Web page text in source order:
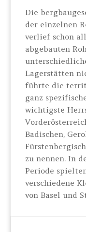
Die
der einzelnen
verlief schon
abgebauten
Lagerstätten
führte die
ganz
wichtigste
Badischen,
zu nennen. In
Periode
verschiedene
von Basel und